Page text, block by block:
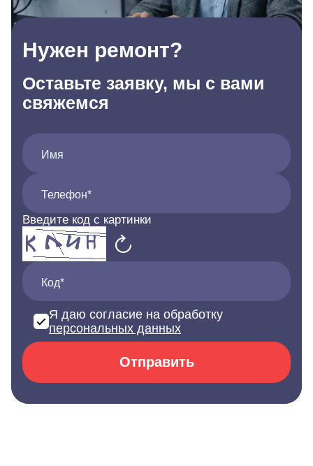
Нужен ремонт?
Оставьте заявку, мы с вами
свяжемся
Имя
Телефон*
Введите код с картинки
Код*
Я даю согласие на обработку
персональных данных
Отправить